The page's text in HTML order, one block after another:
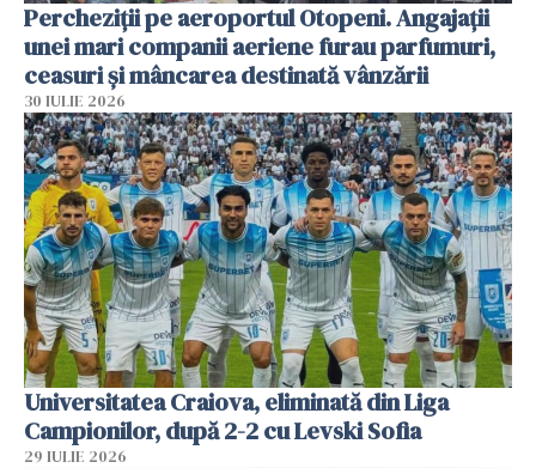
Percheziții pe aeroportul Otopeni. Angajații
unei mari companii aeriene furau parfumuri,
ceasuri și mâncarea destinată vânzării
30 IULIE 2026
Universitatea Craiova, eliminată din Liga
Campionilor, după 2-2 cu Levski Sofia
29 IULIE 2026